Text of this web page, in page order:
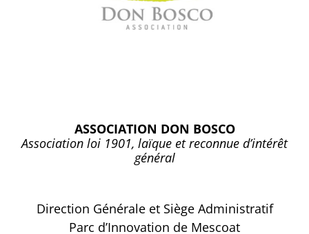
ASSOCIATION DON BOSCO
Association loi 1901, laïque et reconnue d’intérêt
général
Direction Générale et Siège Administratif
Parc d’Innovation de Mescoat